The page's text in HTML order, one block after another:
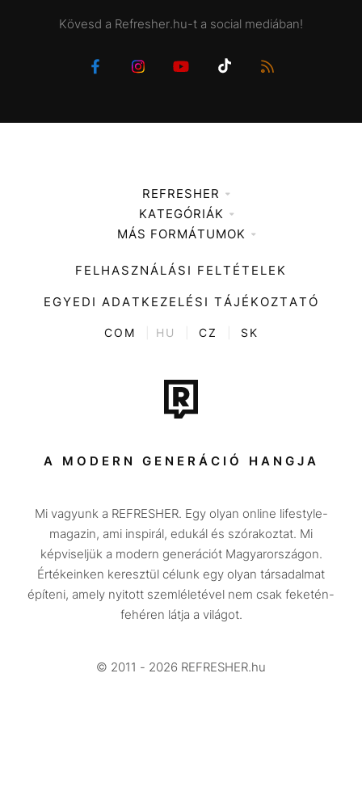
Kövesd a Refresher.hu-t a social mediában!
REFRESHER
Médiaajánlat
KATEGÓRIÁK
Zene
Divat
Kultúra
ENTR
Tech-Tudomány
Sport
Társadalom
Utazás
Életmód
Design
Beszélgetések
Videó
MÁS FORMÁTUMOK
FELHASZNÁLÁSI FELTÉTELEK
EGYEDI ADATKEZELÉSI TÁJÉKOZTATÓ
COM HU CZ SK
A MODERN GENERÁCIÓ HANGJA
Mi vagyunk a REFRESHER. Egy olyan online lifestyle-
magazin, ami inspirál, edukál és szórakoztat. Mi
képviseljük a modern generációt Magyarországon.
Értékeinken keresztül célunk egy olyan társadalmat
építeni, amely nyitott szemléletével nem csak feketén-
fehéren látja a világot.
© 2011 - 2026 REFRESHER.hu